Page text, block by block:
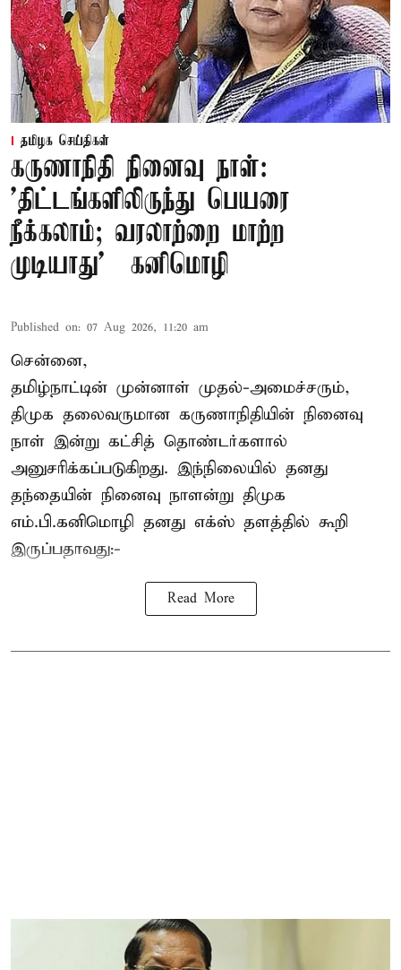
தமிழக செய்திகள்
கருணாநிதி நினைவு நாள்:
'திட்டங்களிலிருந்து பெயரை
நீக்கலாம்; வரலாற்றை மாற்ற
முடியாது' – கனிமொழி
Published on: 07 Aug 2026, 11:20 am
சென்னை,
தமிழ்நாட்டின் முன்னாள் முதல்-அமைச்சரும்,
திமுக தலைவருமான கருணாநிதியின் நினைவு
நாள் இன்று கட்சித் தொண்டர்களால்
அனுசரிக்கப்படுகிறது. இந்நிலையில் தனது
தந்தையின் நினைவு நாளன்று திமுக
எம்.பி.கனிமொழி தனது எக்ஸ் தளத்தில் கூறி
இருப்பதாவது:-
Read More